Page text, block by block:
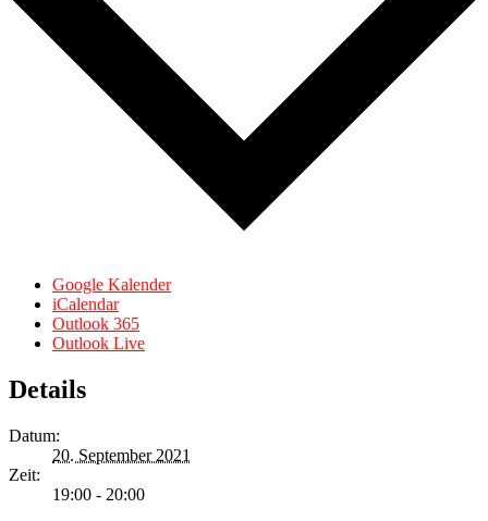
Google Kalender
iCalendar
Outlook 365
Outlook Live
Details
Datum:
20. September 2021
Zeit:
19:00 - 20:00